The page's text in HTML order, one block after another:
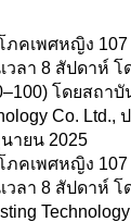
ภคเพศหญิง 107
ลา 8 สัปดาห์ โ
โดยสถาบั
Co. Ltd.,
ายน 2025
ภคเพศหญิง 107
ลา 8 สัปดาห์ โ